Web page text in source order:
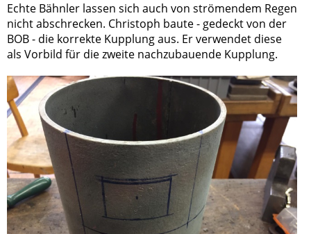
Echte Bähnler lassen sich auch von strömendem Regen
nicht abschrecken. Christoph baute - gedeckt von der
BOB - die korrekte Kupplung aus. Er verwendet diese
als Vorbild für die zweite nachzubauende Kupplung.